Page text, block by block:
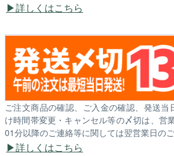
詳しくはこちら
ご注文商品の確認、ご入金の確認、発送当
け時間帯変更・キャンセル等の〆切は、営
01分以降のご連絡等に関しては翌営業日の
詳しくはこちら